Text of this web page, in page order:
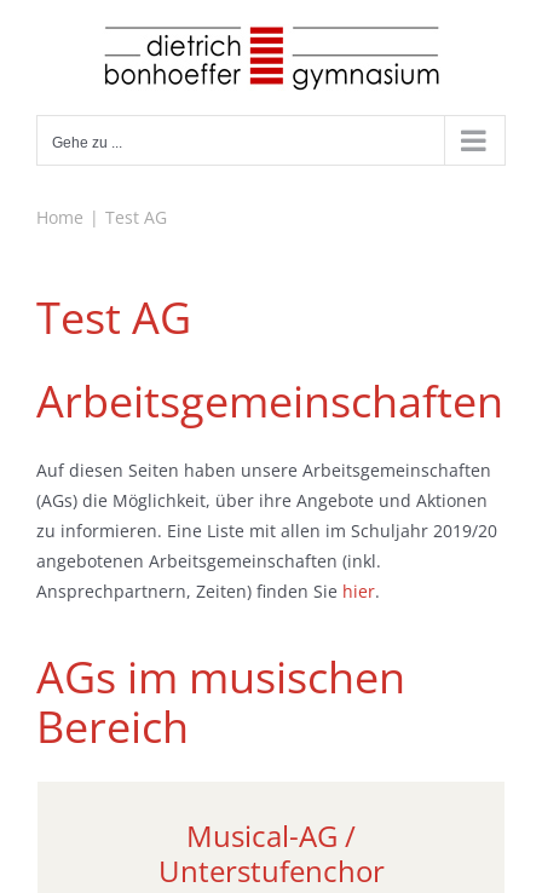
Gehe zu ...
Home Test AG
Test AG
Arbeitsgemeinschaften
Auf diesen Seiten haben unsere Arbeitsgemeinschaften
(AGs) die Möglichkeit, über ihre Angebote und Aktionen
zu informieren. Eine Liste mit allen im Schuljahr 2019/20
angebotenen Arbeitsgemeinschaften (inkl.
Ansprechpartnern, Zeiten) finden Sie hier.
AGs im musischen
Bereich
Musical-AG /
Unterstufenchor